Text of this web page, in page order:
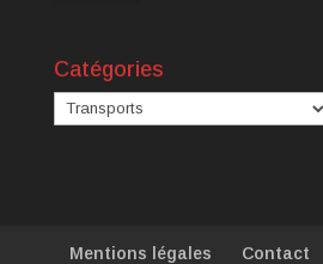
Catégories
Catégories
Mentions légales Contact